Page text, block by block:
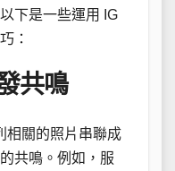
下是一些運用 IG
：
共鳴
相關的照片串聯成
共鳴。例如，服